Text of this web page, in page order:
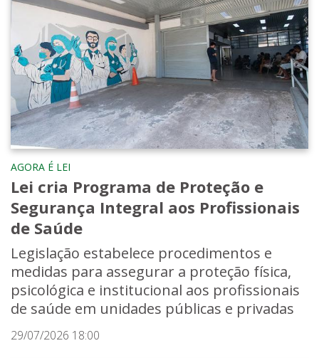
AGORA É LEI
Lei cria Programa de Proteção e
Segurança Integral aos Profissionais
de Saúde
Legislação estabelece procedimentos e
medidas para assegurar a proteção física,
psicológica e institucional aos profissionais
de saúde em unidades públicas e privadas
29/07/2026 18:00